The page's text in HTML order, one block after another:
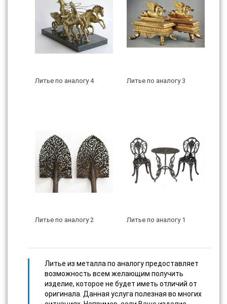
Литье по аналогу 4 Литье по аналогу 3
Литье по аналогу 2 Литье по аналогу 1
Литье из металла по аналогу предоставляет
возможность всем желающим получить
изделие, которое не будет иметь отличий от
оригинала. Данная услуга полезная во многих